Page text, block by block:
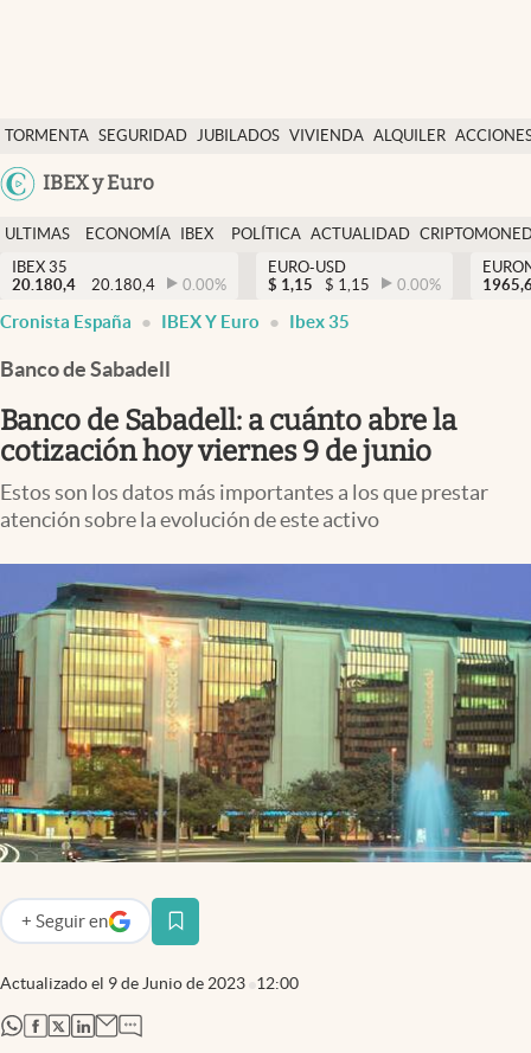
TORMENTA SEGURIDAD JUBILADOS VIVIENDA ALQUILER
USA
IBEX y Euro
Economía y finanzas
Política
Actualidad
Criptomonedas
España
ULTIMAS
NOTICIAS
ECONOMÍA
FINANZAS
IBEX
EURO
POLÍTICA ACTUALIDAD
IBEX 35
20.180,4
20.180,4 0.00%
EURO-USD
$ 1,15 $ 1,15 0.00%
Cronista España IBEX Y Euro Ibex 35
Banco de Sabadell
Banco de Sabadell: a cuánto abre la
cotización hoy viernes 9 de junio
Estos son los datos más importantes a los que prestar
atención sobre la evolución de este activo
Actualizado el 9 de Junio de 2023 12:00
+ Seguir en
abre en nueva pestaña
abre en nueva pestaña
abre en nueva pestaña
abre en nueva pestaña
abre en nueva pestaña